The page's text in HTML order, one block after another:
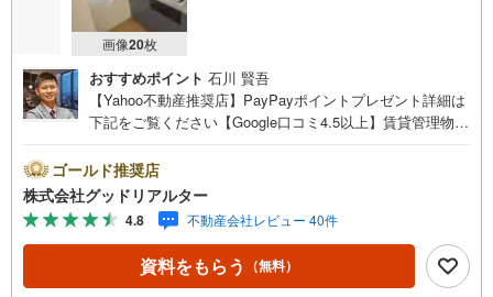
画像20枚
おすすめポイント 石川 賢吾
【Yahoo不動産推奨店】PayPayポイントプレゼント詳細は
下記をご覧ください【Google口コミ4.5以上】賃貸管理物件
介です。投資用マンションを購入する際、最大のリスクは
空室リスクです。利回りがいくら高かろうとも、空室が続
いてしまえば、絵に描いた餅になってしまいます。弊社で
ご紹介するマンションは、人気エリアのお薦め物件はもち
ろんのこと、エリアのニーズに合った人気のお部屋等、賃
貸営業経験スタッフの培ってきた知識と経験を基に物件を
ゴールド推奨店
株式会社グッドリアルター
4.8 不動産会社レビュー 40件
資料をもらう （無料）